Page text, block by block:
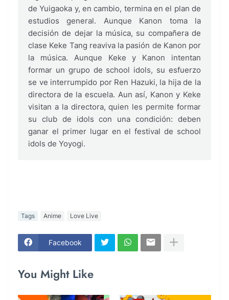
de Yuigaoka y, en cambio, termina en el plan de
estudios general. Aunque Kanon toma la
decisión de dejar la música, su compañera de
clase Keke Tang reaviva la pasión de Kanon por
la música. Aunque Keke y Kanon intentan
formar un grupo de school idols, su esfuerzo
se ve interrumpido por Ren Hazuki, la hija de la
directora de la escuela. Aun así, Kanon y Keke
visitan a la directora, quien les permite formar
su club de idols con una condición: deben
ganar el primer lugar en el festival de school
idols de Yoyogi.
Tags Anime Love Live
Facebook
You Might Like